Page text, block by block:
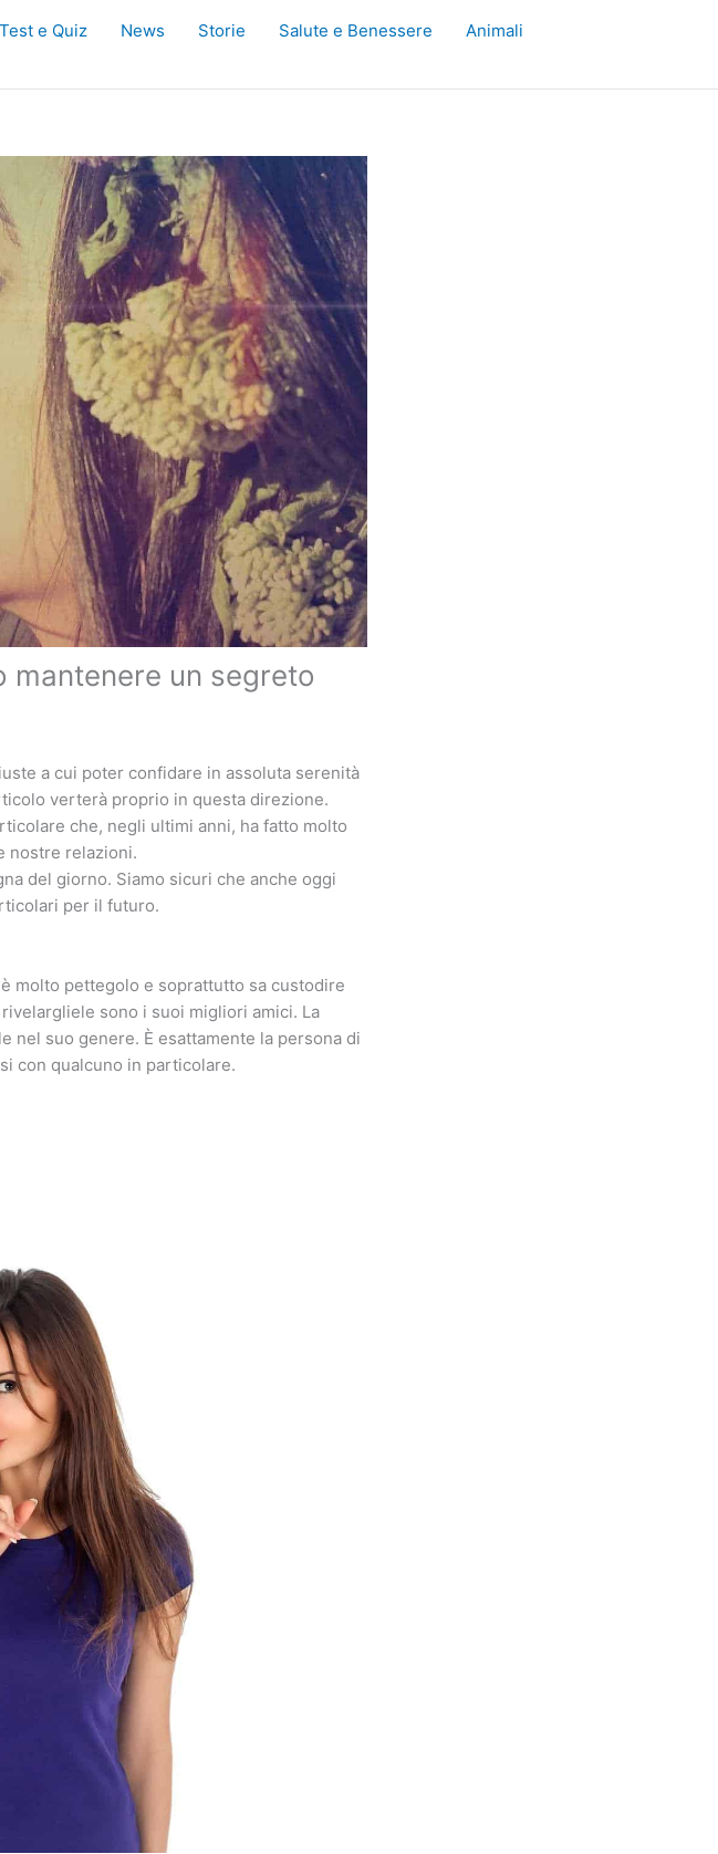
Test e Quiz News Storie Salute e Benessere
Animali
mantenere un segreto
a cui poter confidare in assoluta serenità
verterà proprio in questa direzione.
che, negli ultimi anni, ha fatto molto
nostre relazioni.
del giorno. Siamo sicuri che anche oggi
per il futuro.
molto pettegolo e soprattutto sa custodire
sono i suoi migliori amici. La
nel suo genere. È esattamente la persona di
con qualcuno in particolare.